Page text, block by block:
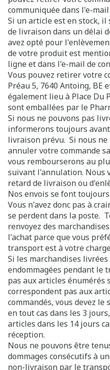
communiquée dans l'e-
Si un article est en stock,
de livraison dans un délai
avez opté pour
de votre produit est
ligne et dans l'e-mail de
Vous pouvez retirer votre
Préau 5, 7640 Antoing, BE
également lieu à Place Du
sont emballées par le
Si nous ne pouvons pas
informerons toujours
livraison prévu. Si nous ne
annuler votre commande
vous rembourserons au
suivant l'annulation. Nous
retard de livraison ou
Nos envois se font
Vous n'avez donc pas à
se perdent dans la poste.
renvoyez des
l'achat parce que vous
transport est à votre
Si les marchandises
endommagées pendant le
pas aux articles énumérés
correspondent pas aux
commandés, vous devez
en tout cas dans les 3
articles dans les 14 jours
réception.
Nous ne pouvons être
dommages consécutifs à
non-livraison par le